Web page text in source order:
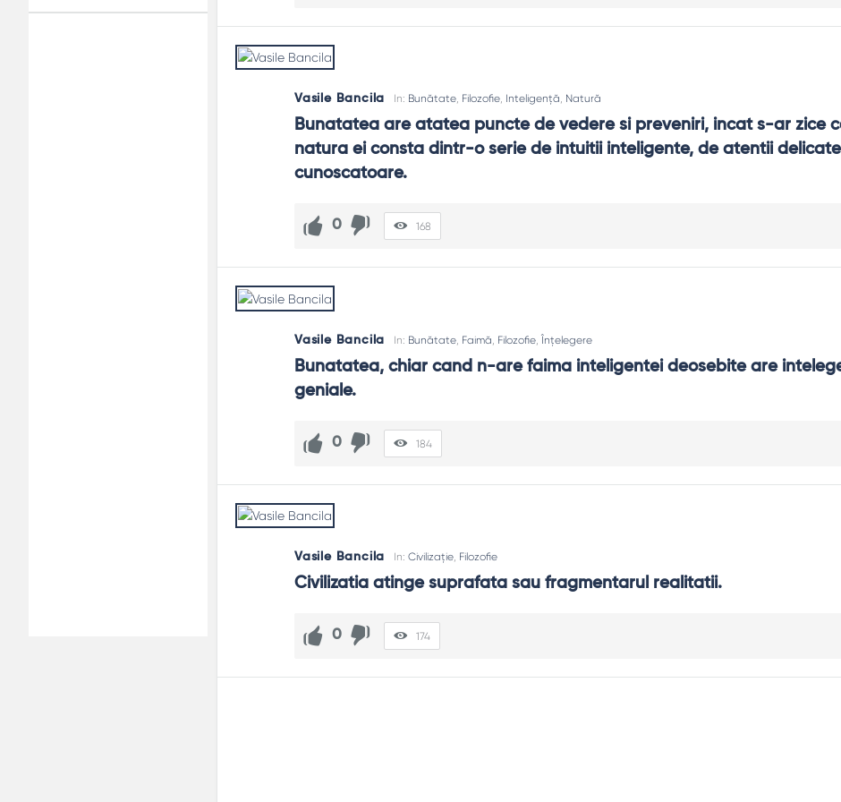
Vasile Bancila In: Bunătate, Filozofie, Inteligență, Natură
Bunatatea are atatea puncte de vedere si preveniri, incat s-ar zice
natura ei consta dintr-o serie de intuitii inteligente, de atentii
cunoscatoare.
0 168
Vasile Bancila In: Bunătate Faimă Filozofie ,Înțelegere
Bunatatea, chiar cand n-are faima inteligentei deosebite are
geniale.
0 184
Vasile Bancila In:Civilizație, Filozofie
Civilizatia atinge suprafata sau fragmentarul realitatii.
0 174